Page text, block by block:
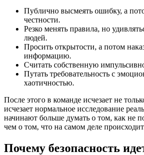
Публично высмеять ошибку, а
честности.
Резко менять правила, но
людей.
Просить открытости, а потом
информацию.
Считать собственную
Путать требовательность с
хаотичностью.
После этого в команде исчезает не
исчезает нормальное исследование
начинают больше думать о том, как не
чем о том, что на самом деле
Почему безопасность